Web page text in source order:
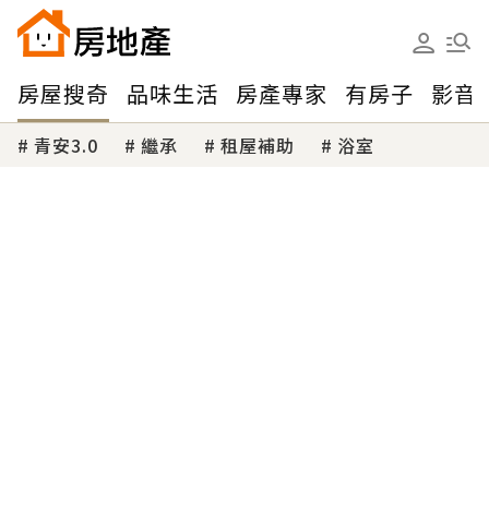
房屋搜奇 品味生活 房產專家 有房子 影音
青安3.0 繼承 租屋補助 浴室